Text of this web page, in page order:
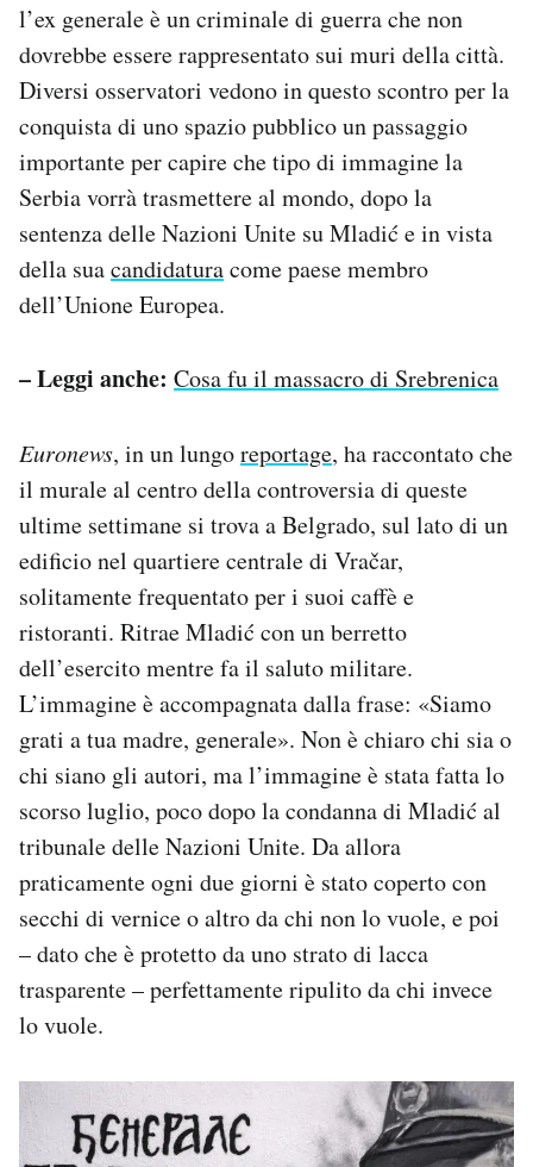
l’ex generale è un criminale di guerra che non
dovrebbe essere rappresentato sui muri della città.
Diversi osservatori vedono in questo scontro per la
conquista di uno spazio pubblico un passaggio
importante per capire che tipo di immagine la
Serbia vorrà trasmettere al mondo, dopo la
sentenza delle Nazioni Unite su Mladić e in vista
della suacandidaturacome paese membro
dell’Unione Europea.
– Leggi anche: Cosa fu il massacro di Srebrenica
Euronews, in un lungoreportage, ha raccontato che
il murale al centro della controversia di queste
ultime settimane si trova a Belgrado, sul lato di un
edificio nel quartiere centrale di Vračar,
solitamente frequentato per i suoi caffè e
ristoranti. Ritrae Mladić con un berretto
dell’esercito mentre fa il saluto militare.
L’immagine è accompagnata dalla frase: «Siamo
grati a tua madre, generale». Non è chiaro chi sia o
chi siano gli autori, ma l’immagine è stata fatta lo
scorso luglio, poco dopo la condanna di Mladić al
tribunale delle Nazioni Unite. Da allora
praticamente ogni due giorni è stato coperto con
secchi di vernice o altro da chi non lo vuole, e poi
– dato che è protetto da uno strato di lacca
trasparente – perfettamente ripulito da chi invece
lo vuole.